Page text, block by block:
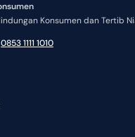
Konsumen dan Tertib
0853 1111 1010